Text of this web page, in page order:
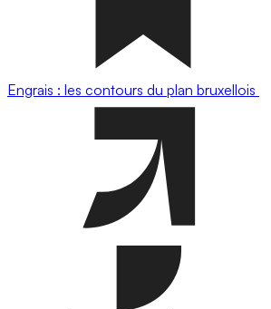
Engrais : les contours du plan bruxellois